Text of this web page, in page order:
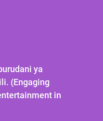
ya
(Engaging
in